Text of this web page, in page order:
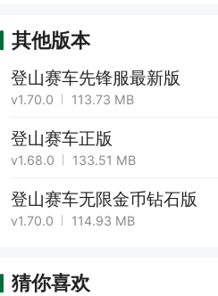
其他版本
登山赛车先锋服最新版
v1.70.0 113.73 MB
登山赛车正版
v1.68.0 133.51 MB
登山赛车无限金币钻石版
v1.70.0 114.93 MB
猜你喜欢